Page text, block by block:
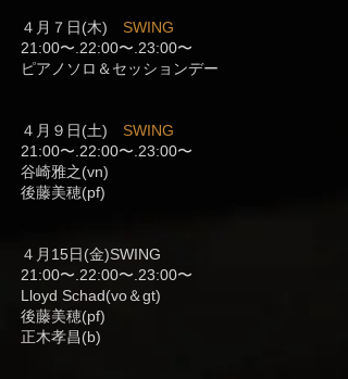
４月７日(木) SWING
21:00〜.22:00〜.23:00〜
ピアノソロ＆セッションデー
４月９日(土) SWING
21:00〜.22:00〜.23:00〜
谷崎雅之(vn)
後藤美穂(pf)
４月15日(金)SWING
21:00〜.22:00〜.23:00〜
Lloyd Schad(vo＆gt)
後藤美穂(pf)
正木孝昌(b)